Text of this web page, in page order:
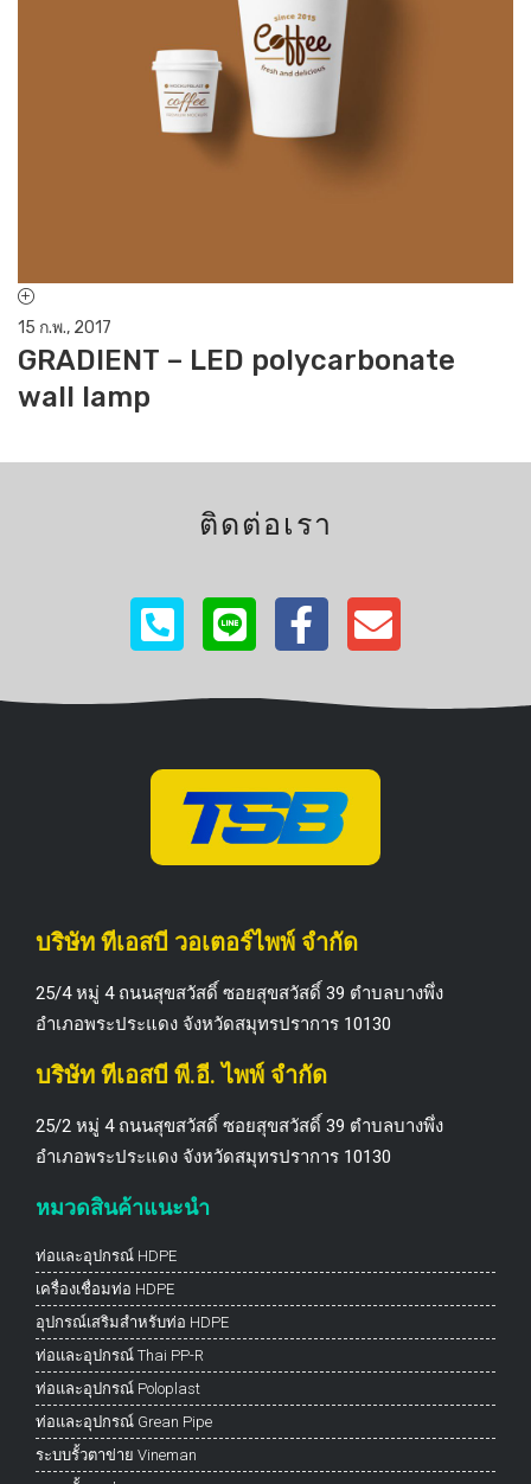
15 ก.พ., 2017
GRADIENT – LED polycarbonate
wall lamp
ติดต่อเรา
บริษัท ทีเอสบี วอเตอร์ไพพ์ จำกัด
25/4 หมู่ 4 ถนนสุขสวัสดิ์ ซอยสุขสวัสดิ์ 39 ตำบลบางพึ่ง
อำเภอพระประแดง จังหวัดสมุทรปราการ 10130
บริษัท ทีเอสบี พี.อี. ไพพ์ จำกัด
25/2 หมู่ 4 ถนนสุขสวัสดิ์ ซอยสุขสวัสดิ์ 39 ตำบลบางพึ่ง
อำเภอพระประแดง จังหวัดสมุทรปราการ 10130
หมวดสินค้าแนะนำ
ท่อและอุปกรณ์ HDPE
เครื่องเชื่อมท่อ HDPE
อุปกรณ์เสริมสำหรับท่อ HDPE
ท่อและอุปกรณ์ Thai PP-R
ท่อและอุปกรณ์ Poloplast
ท่อและอุปกรณ์ Grean Pipe
ระบบรั้วตาข่าย Vineman